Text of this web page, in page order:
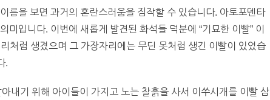
름을 보면 과거의 혼란스러움을 짐작할 수 있습니다. 아토포덴타
입니다. 이번에 새롭게 발견된 화석들 덕분에 “기묘한 이빨” 이
처럼 생겼으며 그 가장자리에는 무딘 못처럼 생긴 이빨이 있었습
.
내기 위해 아이들이 가지고 노는 찰흙을 사서 이쑤시개를 이빨 삼